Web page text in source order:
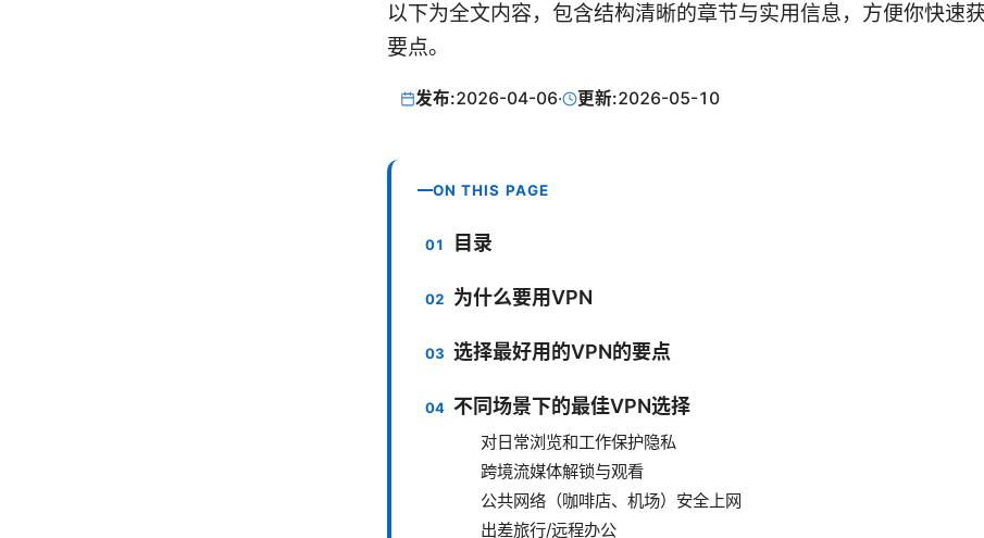
以下为全文内容，包含结构清晰的章节与实用信息，方便你快速
要点。
发布:2026-04-06· 更新:2026-05-10
ON THIS PAGE
目录
为什么要用VPN
选择最好用的VPN的要点
不同场景下的最佳VPN选择
对日常浏览和工作保护隐私
跨境流媒体解锁与观看
公共网络（咖啡店、机场）安全上网
出差旅行/远程办公